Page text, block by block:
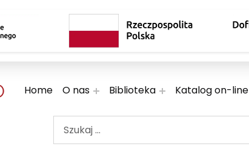
KULTURALNE EKSPLORACJE
Home O nas Biblioteka Katalog on-line